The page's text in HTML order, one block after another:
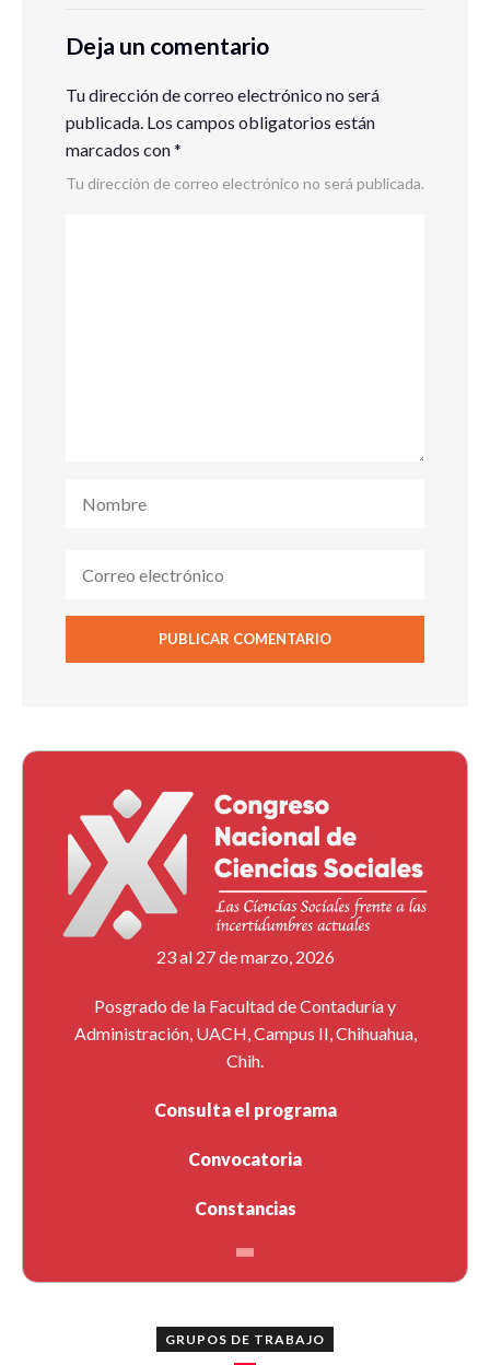
Deja un comentario
Tu dirección de correo electrónico no será
publicada. Los campos obligatorios están
marcados con*
Tu dirección de correo electrónico no será publicada.
23 al 27 de marzo, 2026
Posgrado de la Facultad de Contaduría y
Administración, UACH, Campus II, Chihuahua,
Chih.
Consulta el programa
Convocatoria
Constancias
GRUPOS DE TRABAJO